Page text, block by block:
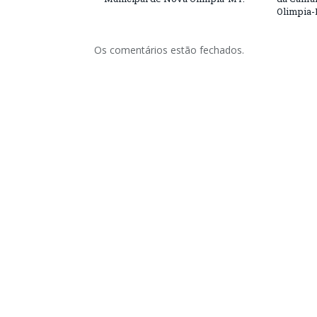
Os comentários estão fechados.